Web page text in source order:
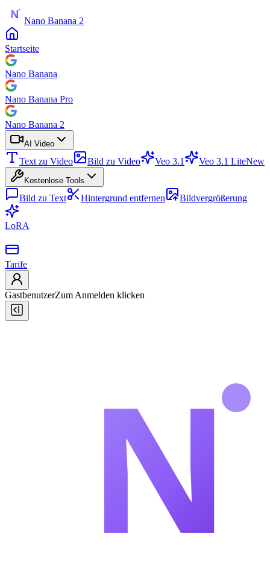
Nano Banana 2
Startseite
Nano Banana
Nano Banana Pro
Nano Banana 2
AI Video
Text zu Video Bild zu Video Veo 3.1 Veo 3.1 LiteNew
Kostenlose Tools
Bild zu Text Hintergrund entfernen Bildvergrößerung
LoRA
Tarife
GastbenutzerZum Anmelden klicken